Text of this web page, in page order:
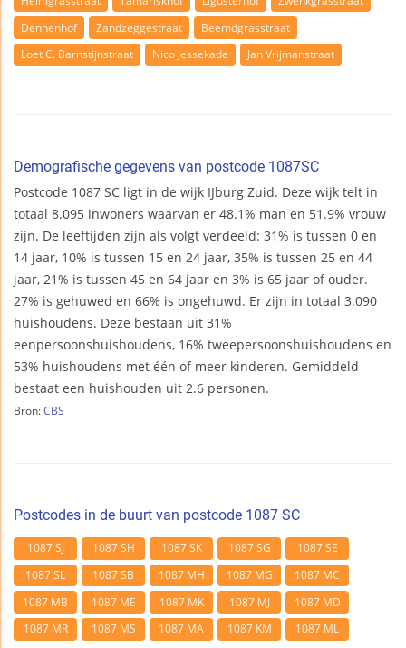
Dennenhof
Zandzeggestraat
Beemdgrasstraat
Loet C. Barnstijnstraat
Nico Jessekade Jan Vrijmanstraat
Demografische gegevens van postcode 1087SC
Postcode 1087 SC ligt in de wijk IJburg Zuid. Deze wijk telt in
totaal 8.095 inwoners waarvan er 48.1% man en 51.9% vrouw
zijn. De leeftijden zijn als volgt verdeeld: 31% is tussen 0 en
14 jaar, 10% is tussen 15 en 24 jaar, 35% is tussen 25 en 44
jaar, 21% is tussen 45 en 64 jaar en 3% is 65 jaar of ouder.
27% is gehuwed en 66% is ongehuwd. Er zijn in totaal 3.090
huishoudens. Deze bestaan uit 31%
eenpersoonshuishoudens, 16% tweepersoonshuishoudens en
53% huishoudens met één of meer kinderen. Gemiddeld
bestaat een huishouden uit 2.6 personen.
Bron: CBS
Postcodes in de buurt van postcode 1087 SC
1087 SJ 1087 SH 1087 SK 1087 SG
1087 SE
1087 SL
1087 SB 1087 MH 1087 MG
1087 MC
1087 MB
1087 ME 1087 MK 1087 MJ
1087 MD
1087 MR
1087 MS 1087 MA 1087 KM 1087 ML